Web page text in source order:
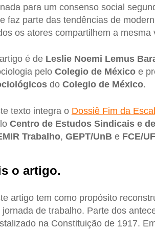
para um consenso social
faz parte das tendências de
os atores compartilhem a mesma
é de Leslie Noemi Lemus
pelo Colegio de Méxicoe
do Colegio de México.
texto integra o Dossiê Fim da
Centro de Estudos Sindicais e
Trabalho, GEPT/UnB e FCE/
o artigo.
artigo tem como propósito
jornada de trabalho. Parte dos
na Constituição de 1917.